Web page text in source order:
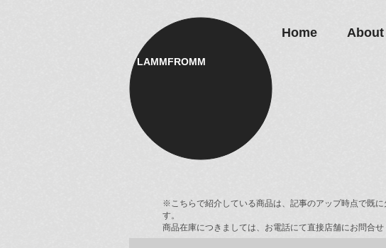
LAMMFROMM​
Home About
※こちらで紹介している商品は、記事のアップ時点で既
す。
商品在庫につきましては、お電話にて直接店舗にお問合せ